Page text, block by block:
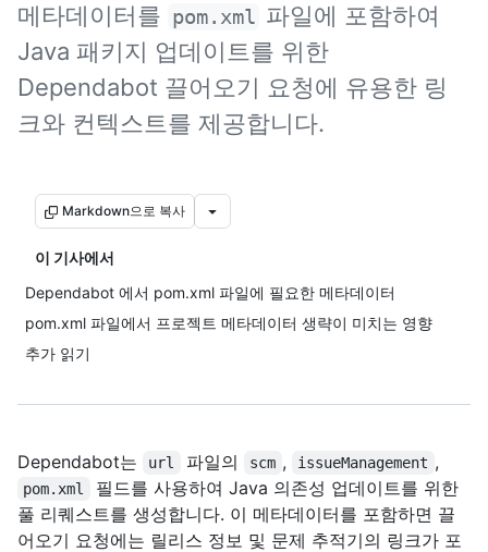
메타데이터를 pom.xml 파일에 포함하여
Java 패키지 업데이트를 위한
Dependabot 끌어오기 요청에 유용한 링
크와 컨텍스트를 제공합니다.
Markdown으로 복사
이 기사에서
Dependabot 에서 pom.xml 파일에 필요한 메타데이터
pom.xml 파일에서 프로젝트 메타데이터 생략이 미치는 영향
추가 읽기
Dependabot는 url 파일의 scm , issueManagement ,
pom.xml
필드를 사용하여 Java 의존성 업데이트를 위한
풀 리퀘스트를 생성합니다. 이 메타데이터를 포함하면 끌
어오기 요청에는 릴리스 정보 및 문제 추적기의 링크가 포